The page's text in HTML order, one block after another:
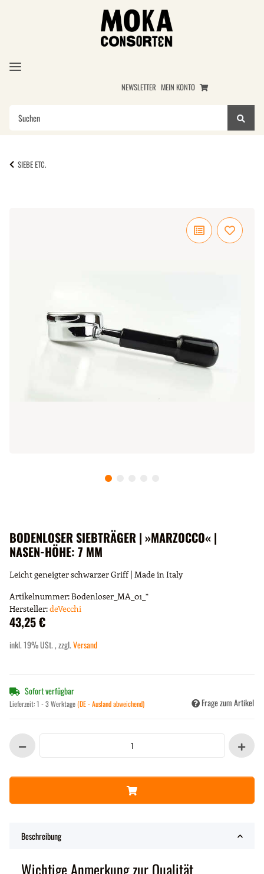
NEWSLETTER MEIN KONTO
SIEBE ETC.
BODENLOSER SIEBTRÄGER | »MARZOCCO« |
NASEN-HÖHE: 7 MM
Leicht geneigter schwarzer Griff | Made in Italy
Artikelnummer:Bodenloser_MA_01_*
Hersteller:deVecchi
43,25 €
inkl. 19% USt. , zzgl.Versand
Sofort verfügbar
Lieferzeit:1 - 3 Werktage(DE - Ausland abweichend) Frage zum Artikel
Beschreibung
Wichtige Anmerkung zur Qualität